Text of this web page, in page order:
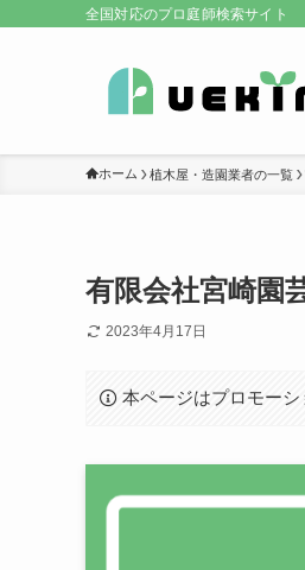
全国対応のプロ庭師検索サイト
ホーム 植木屋・造園業者の一覧
有限会社宮崎園
2023年4月17日
本ページはプロモー